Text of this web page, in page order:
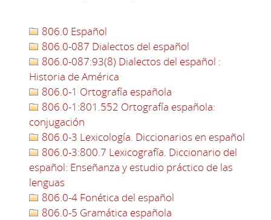
806.0 Español
806.0-087 Dialectos del español
806.0-087:93(8) Dialectos del español :
Historia de América
806.0-1 Ortografía española
806.0-1:801.552 Ortografía española:
conjugación
806.0-3 Lexicología. Diccionarios en español
806.0-3:800.7 Lexicografía. Diccionario del
español: Enseñanza y estudio práctico de las
lenguas
806.0-4 Fonética del español
806.0-5 Gramática española